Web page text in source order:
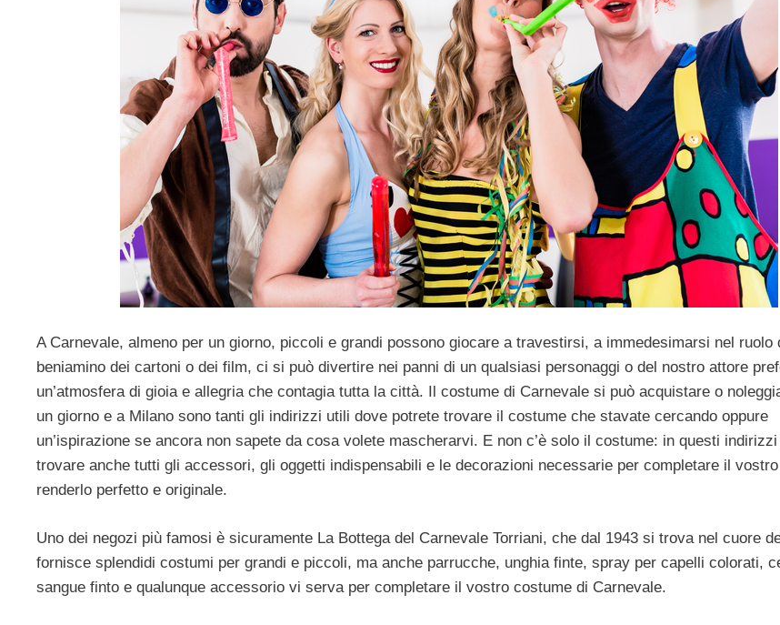
A Carnevale, almeno per un giorno, piccoli e grandi possono giocare a travestirsi, a immedesimarsi nel ruolo
beniamino dei cartoni o dei film, ci si può divertire nei panni di un qualsiasi personaggi o del nostro attore
un’atmosfera di gioia e allegria che contagia tutta la città. Il costume di Carnevale si può acquistare o
un giorno e a Milano sono tanti gli indirizzi utili dove potrete trovare il costume che stavate cercando oppure
un’ispirazione se ancora non sapete da cosa volete mascherarvi. E non c’è solo il costume: in questi
trovare anche tutti gli accessori, gli oggetti indispensabili e le decorazioni necessarie per completare il
renderlo perfetto e originale.
Uno dei negozi più famosi è sicuramente La Bottega del Carnevale Torriani, che dal 1943 si trova nel cuore
fornisce splendidi costumi per grandi e piccoli, ma anche parrucche, unghia finte, spray per capelli colorati,
sangue finto e qualunque accessorio vi serva per completare il vostro costume di Carnevale.